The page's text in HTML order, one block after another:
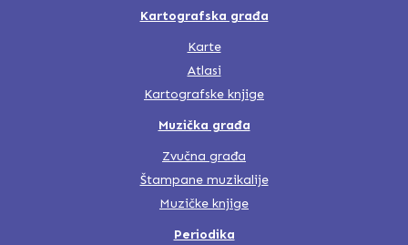
Kartografska građa
Karte
Atlasi
Kartografske knjige
Muzička građa
Zvučna građa
Štampane muzikalije
Muzičke knjige
Periodika